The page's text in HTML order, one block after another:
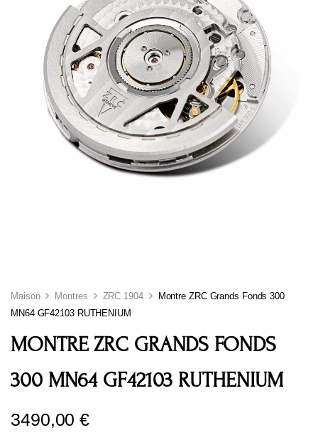
Maison Montres ZRC 1904
Montre ZRC Grands Fonds 300
MN64 GF42103 RUTHENIUM
MONTRE ZRC GRANDS FONDS
300 MN64 GF42103 RUTHENIUM
3490,00€